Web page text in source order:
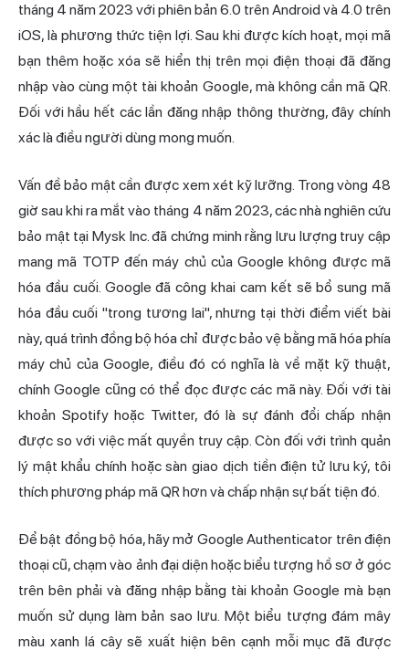
tháng 4 năm 2023 với phiên bản 6.0 trên Android và 4.0 trên
iOS, là phương thức tiện lợi. Sau khi được kích hoạt, mọi mã
bạn thêm hoặc xóa sẽ hiển thị trên mọi điện thoại đã đăng
nhập vào cùng một tài khoản Google, mà không cần mã QR.
Đối với hầu hết các lần đăng nhập thông thường, đây chính
xác là điều người dùng mong muốn.
Vấn đề bảo mật cần được xem xét kỹ lưỡng. Trong vòng 48
giờ sau khi ra mắt vào tháng 4 năm 2023, các nhà nghiên cứu
bảo mật tại Mysk Inc. đã chứng minh rằng lưu lượng truy cập
mang mã TOTP đến máy chủ của Google không được mã
hóa đầu cuối. Google đã công khai cam kết sẽ bổ sung mã
hóa đầu cuối "trong tương lai", nhưng tại thời điểm viết bài
này, quá trình đồng bộ hóa chỉ được bảo vệ bằng mã hóa phía
máy chủ của Google, điều đó có nghĩa là về mặt kỹ thuật,
chính Google cũng có thể đọc được các mã này. Đối với tài
khoản Spotify hoặc Twitter, đó là sự đánh đổi chấp nhận
được so với việc mất quyền truy cập. Còn đối với trình quản
lý mật khẩu chính hoặc sàn giao dịch tiền điện tử lưu ký, tôi
thích phương pháp mã QR hơn và chấp nhận sự bất tiện đó.
Để bật đồng bộ hóa, hãy mở Google Authenticator trên điện
thoại cũ, chạm vào ảnh đại diện hoặc biểu tượng hồ sơ ở góc
trên bên phải và đăng nhập bằng tài khoản Google mà bạn
muốn sử dụng làm bản sao lưu. Một biểu tượng đám mây
màu xanh lá cây sẽ xuất hiện bên cạnh mỗi mục đã được